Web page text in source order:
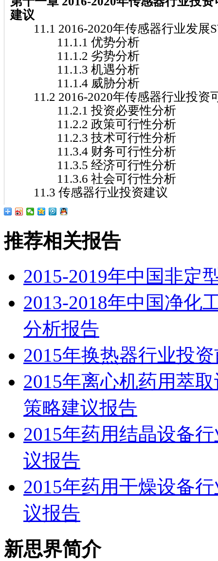
建议
11.1 2016-2020年传感器行业发展
11.1.1 优势分析
11.1.2 劣势分析
11.1.3 机遇分析
11.1.4 威胁分析
11.2 2016-2020年传感器行业投资
11.2.1 投资必要性分析
11.2.2 政策可行性分析
11.2.3 技术可行性分析
11.3.4 财务可行性分析
11.3.5 经济可行性分析
11.3.6 社会可行性分析
11.3 传感器行业投资建议
推荐相关报告
2015-2019年中国非定
2013-2018年中国净化
分析报告
2015年换热器行业投
2015年离心机药用萃
策略建议报告
2015年药用结晶设备
议报告
2015年药用干燥设备
议报告
新思界简介